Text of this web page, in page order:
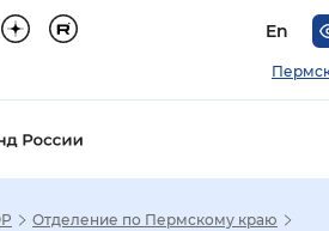
En
Отделение по Пермскому краю